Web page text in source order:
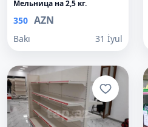
Мельница на 2,5 кг.
350 AZN
Bakı 31 İyul